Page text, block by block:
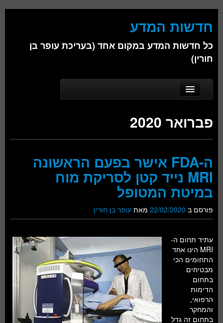
חדשות המדע
כל חדשות המדע במקום אחד (בעריכת עופר בן
חורין)
Main menu
Skip to primary content
Skip to secondary content
אודות
כימיה
פיזיקה
חברה
עתידנות
סקירות ספרים
טעימות מדע
פברואר 2020
ה-FDA אישר בפעם הראשונה
MRI נייד קטן לסריקת מוח
במיטת המטופל
פורסם ב 22/02/2020 מאת עופר בן חורין
עתיד תחום ה-
MRI הינו אחד
התחומים הכי
מבטיחים
בתחום
הדימות
הרפואי,
והמחקר
בתחום זה גדל